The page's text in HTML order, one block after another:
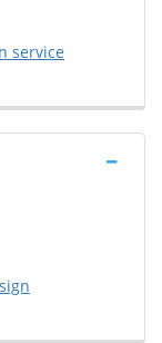
service